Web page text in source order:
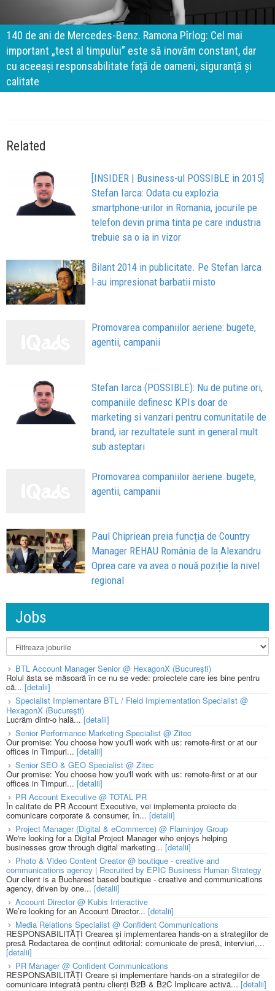
140 de ani de Mercedes-Benz. Ramona Pîrlog: Cel mai
important „test al timpului” este să inovăm constant, dar
cu aceeași responsabilitate față de oameni, siguranță și
calitate
Related
[INSIDER | Business-ul POSSIBLE in 2015]
Stefan Iarca: Odata cu explozia
smartphone-urilor in Romania, jocurile pe
telefon devin prima tinta pe care industria
trebuie sa o ia in vizor
Bilant 2014 in publicitate. Pe Stefan Iarca
l-au impresionat barbatii misto
Promovarea companiilor aeriene: bugete,
agentii, campanii
Stefan Iarca (POSSIBLE): Nu de putine ori,
companiile definesc KPIs doar de
marketing si vanzari pentru comunitatile de
brand, iar rezultatele sunt in general mult
sub asteptari
Promovarea companiilor aeriene: bugete,
agentii, campanii
Paul Chipriean preia funcția de Country
Manager REHAU România de la Alexandru
Oprea care va avea o nouă poziție la nivel
regional
Jobs
BTL Account Manager Senior @ HexagonX (București)
Rolul ăsta se măsoară în ce nu se vede: proiectele care ies bine pentru
că... [detalii]
Specialist Implementare BTL / Field Implementation Specialist @
HexagonX (București)
Lucrăm dintr-o hală...[detalii]
Senior Performance Marketing Specialist @ Zitec
Our promise: You choose how you'll work with us: remote-first or at our
offices in Timpuri... [detalii]
Senior SEO & GEO Specialist @ Zitec
Our promise: You choose how you'll work with us: remote-first or at our
offices in Timpuri... [detalii]
PR Account Executive @ TOTAL PR
În calitate de PR Account Executive, vei implementa proiecte de
comunicare corporate & consumer, în... [detalii]
Project Manager (Digital & eCommerce) @ Flaminjoy Group
We're looking for a Digital Project Manager who enjoys helping
businesses grow through digital marketing... [detalii]
Photo & Video Content Creator @ boutique - creative and
communications agency | Recruited by EPIC Business Human Strategy
Our client is a Bucharest based boutique - creative and communications
agency, driven by one... [detalii]
Account Director @ Kubis Interactive
We’re looking for an Account Director... [detalii]
Media Relations Specialist @ Confident Communications
RESPONSABILITĂȚI Crearea și implementarea hands-on a strategiilor de
presă Redactarea de conținut editorial: comunicate de presă, interviuri,...
[detalii]
PR Manager @ Confident Communications
RESPONSABILITĂȚI Creare și implementare hands-on a strategiilor de
comunicare integrată pentru clienți B2B & B2C Implicare activă... [detalii]